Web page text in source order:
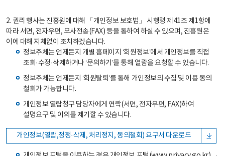
2. 권리 행사는 진흥원에 대해 「개인정보 보호법」 시행령 제41조 제1항에
따라 서면, 전자우편, 모사전송(FAX) 등을 통하여 하실 수 있으며, 진흥원은
이에 대해 지체없이 조치하겠습니다.
정보주체는 언제든지 개별 홈페이지 ‘회원정보’에서 개인정보를 직접
조회·수정·삭제하거나 ‘문의하기’를 통해 열람을 요청할 수 있습니다.
정보주체는 언제든지 ‘회원탈퇴’를 통해 개인정보의 수집 및 이용 동의
철회가 가능합니다.
개인정보 열람청구 담당자에게 연락(서면, 전자우편, FAX)하여
설명요구 및 이의를 제기할 수 있습니다.
개인정보(열람,정정·삭제, 처리정지, 동의철회) 요구서 다운로드